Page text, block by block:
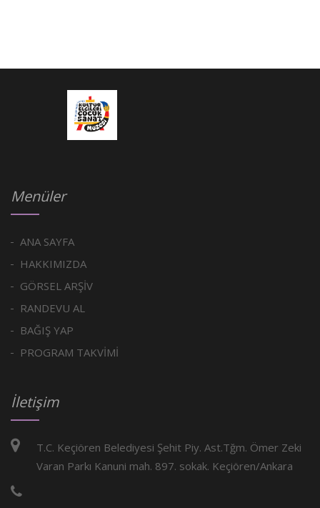
Menüler
ANA SAYFA
HAKKIMIZDA
GÖRSEL ARŞİV
RANDEVU AL
BAĞIŞ YAP
PROGRAM TAKVİMİ
İletişim
T.C. Keçiören Belediyesi Şehit Piy. Ast.Tğm. Ömer Zeki
Varan Parkı Kanuni mah. 897. sokak. Keçiören/Ankara